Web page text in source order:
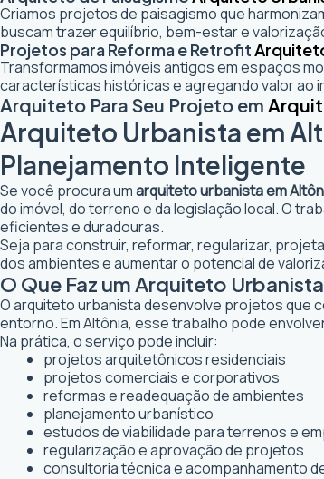
Criamos projetos de paisagismo que
buscam trazer equilíbrio, bem-estar e
Projetos para Reforma e Retrofit
Transformamos imóveis antigos em espaços
características históricas e agregando valor ao
Arquiteto Para Seu Projeto em
Arquiteto Urbanista em
Planejamento Inteligente
Se você procura umarquiteto urbanista em
do imóvel, do terreno e da legislação local. O
eficientes e duradouras.
Seja para construir, reformar, regularizar,
dos ambientes e aumentar o potencial de
O Que Faz um Arquiteto
O arquiteto urbanista desenvolve projetos que
entorno. Em Altônia, esse trabalho pode
Na prática, o serviço pode incluir:
projetos arquitetônicos residenciais
projetos comerciais e corporativos
reformas e readequação de ambientes
planejamento urbanístico
estudos de viabilidade para terrenos e
regularização e aprovação de projetos
consultoria técnica e acompanhamento